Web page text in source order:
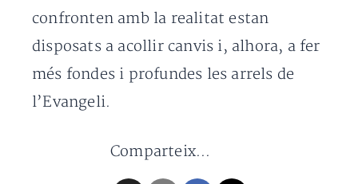
confronten amb la realitat estan
disposats a acollir canvis i, alhora, a fer
més fondes i profundes les arrels de
l’Evangeli.
Comparteix...